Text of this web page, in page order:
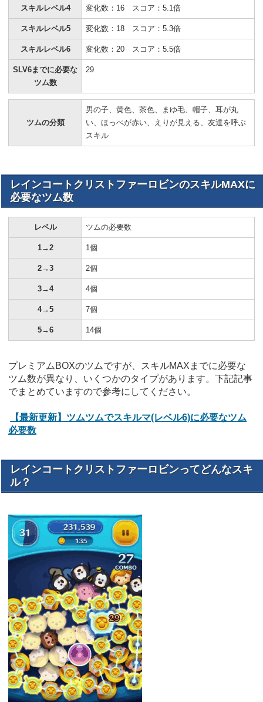
スキルレベル4 変化数：16 スコア：5.1倍
スキルレベル5 変化数：18 スコア：5.3倍
スキルレベル6 変化数：20 スコア：5.5倍
SLV6までに必要な
ツム数
29
ツムの分類
男の子、黄色、茶色、まゆ毛、帽子、耳が丸
い、ほっぺが赤い、えりが見える、友達を呼ぶ
スキル
レインコートクリストファーロビンのスキルMAXに
必要なツム数
レベル ツムの必要数
1→2 1個
2→3 2個
3→4 4個
4→5 7個
5→6 14個
プレミアムBOXのツムですが、スキルMAXまでに必要な
ツム数が異なり、いくつかのタイプがあります。下記記事
でまとめていますので参考にしてください。
【最新更新】ツムツムでスキルマ(レベル6)に必要なツム
必要数
レインコートクリストファーロビンってどんなスキ
ル？